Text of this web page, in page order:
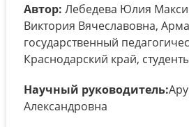
Автор: Лебедева Юлия
Виктория Вячеславовна,
государственный
Краснодарский край,
Научный руководитель:
Александровна